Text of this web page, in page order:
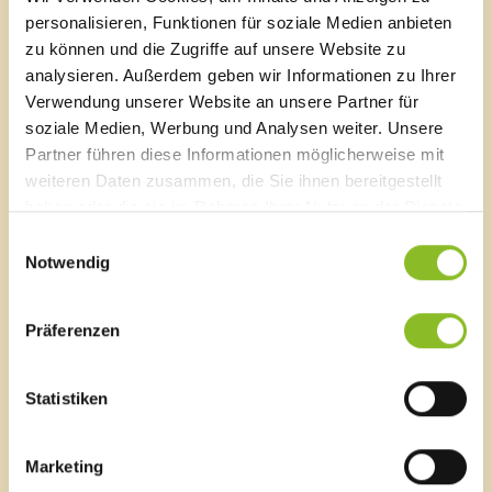
personalisieren, Funktionen für soziale Medien anbieten
zu können und die Zugriffe auf unsere Website zu
analysieren. Außerdem geben wir Informationen zu Ihrer
Verwendung unserer Website an unsere Partner für
soziale Medien, Werbung und Analysen weiter. Unsere
Partner führen diese Informationen möglicherweise mit
weiteren Daten zusammen, die Sie ihnen bereitgestellt
haben oder die sie im Rahmen Ihrer Nutzung der Dienste
Notwendig
Präferenzen
Statistiken
Marketing
www.umweltv.at/veranstaltungenzu prüfen, ob die
Exkursion wie geplant stattfindet.
Eckdaten zur Exkursion:
Datum:
Freitag, 25.06.2021
Zeit:
17:00 Uhr
Galina Parkplatz bei der Wassertrete
Wetterschutz, Fernglas und Lupe
falls vorhanden, Getränke und
Veranstalter: